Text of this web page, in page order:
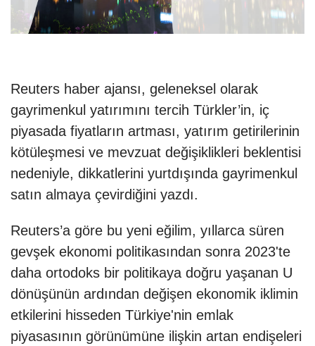
Reuters haber ajansı, geleneksel olarak
gayrimenkul yatırımını tercih Türkler’in, iç
piyasada fiyatların artması, yatırım getirilerinin
kötüleşmesi ve mevzuat değişiklikleri beklentisi
nedeniyle, dikkatlerini yurtdışında gayrimenkul
satın almaya çevirdiğini yazdı.
Reuters’a göre bu yeni eğilim, yıllarca süren
gevşek ekonomi politikasından sonra 2023'te
daha ortodoks bir politikaya doğru yaşanan U
dönüşünün ardından değişen ekonomik iklimin
etkilerini hisseden Türkiye'nin emlak
piyasasının görünümüne ilişkin artan endişeleri